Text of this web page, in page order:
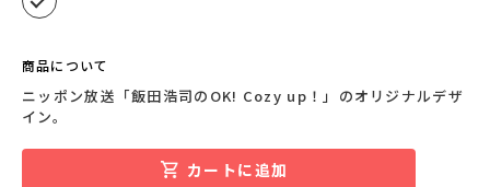
商品について
ニッポン放送「飯田浩司のOK! Cozy up！」のオリジナルデザ
イン。
カートに追加